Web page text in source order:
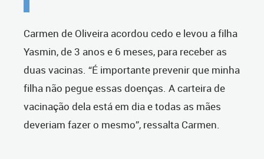
Carmen de Oliveira acordou cedo e levou a filha
Yasmin, de 3 anos e 6 meses, para receber as
duas vacinas. “É importante prevenir que minha
filha não pegue essas doenças. A carteira de
vacinação dela está em dia e todas as mães
deveriam fazer o mesmo”, ressalta Carmen.